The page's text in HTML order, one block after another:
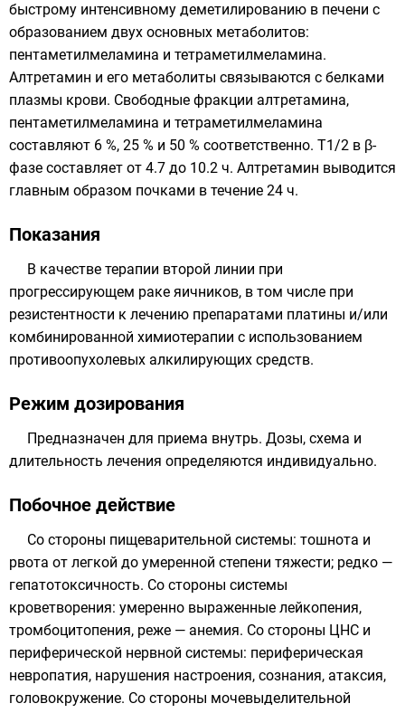
быстрому интенсивному деметилированию в печени с
образованием двух основных метаболитов:
пентаметилмеламина и тетраметилмеламина.
Алтретамин и его метаболиты связываются с белками
плазмы крови. Свободные фракции алтретамина,
пентаметилмеламина и тетраметилмеламина
составляют 6 %, 25 % и 50 % соответственно. T1/2 в β-
фазе составляет от 4.7 до 10.2 ч. Алтретамин выводится
главным образом почками в течение 24 ч.
Показания
В качестве терапии второй линии при
прогрессирующем раке яичников, в том числе при
резистентности к лечению препаратами платины и/или
комбинированной химиотерапии с использованием
противоопухолевых алкилирующих средств.
Режим дозирования
Предназначен для приема внутрь. Дозы, схема и
длительность лечения определяются индивидуально.
Побочное действие
Со стороны пищеварительной системы: тошнота и
рвота от легкой до умеренной степени тяжести; редко —
гепатотоксичность. Со стороны системы
кроветворения: умеренно выраженные лейкопения,
тромбоцитопения, реже — анемия. Со стороны ЦНС и
периферической нервной системы: периферическая
невропатия, нарушения настроения, сознания, атаксия,
головокружение. Со стороны мочевыделительной